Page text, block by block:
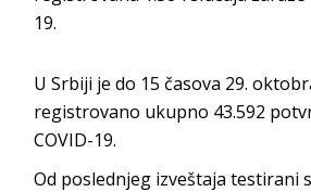
19.
U Srbiji je do 15 časova 29.
registrovano ukupno 43.592
COVID-19.
Od poslednjeg izveštaja testirani